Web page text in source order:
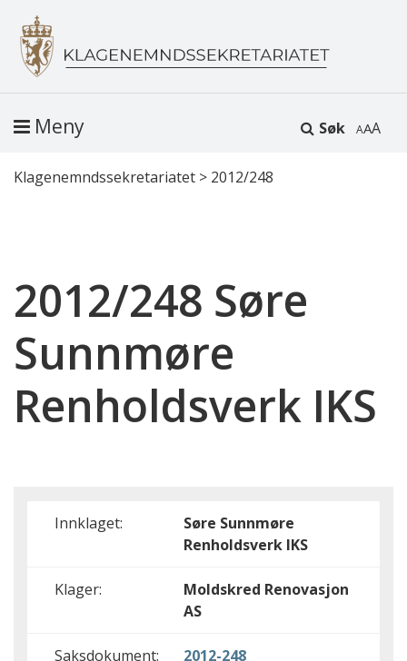
Søk A
Meny
Klagenemndssekretariatet > 2012/248
2012/248 Søre
Sunnmøre
Renholdsverk IKS
Innklaget:
Søre Sunnmøre
Renholdsverk IKS
Klager:
Moldskred Renovasjon
AS
Saksdokument:
2012-248